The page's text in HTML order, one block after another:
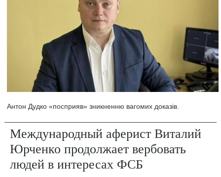
Антон Дудко «посприяв» зникненню вагомих доказів.
Международный аферист Виталий
Юрченко продолжает вербовать
людей в интересах ФСБ